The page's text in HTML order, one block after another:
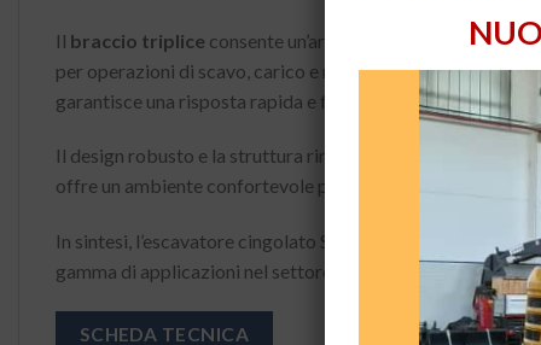
Il braccio triplice consente un’articolazione avanzata,
per operazioni di scavo, carico e movimentazione in
garantisce una risposta rapida e fluida, aumentando
Il design robusto e la struttura rinforzata assicurano una
offre un ambiente confortevole per l’operatore anche
In sintesi, l’escavatore cingolato SANY SY80UPB triplice
gamma di applicazioni nel settore delle costruzioni e
SCHEDA TECNICA